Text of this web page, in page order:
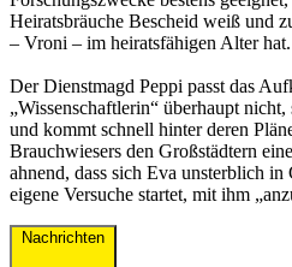
Heiratsbräuche Bescheid weiß und
– Vroni – im heiratsfähigen Alter hat.
Der Dienstmagd Peppi passt das
„Wissenschaftlerin“ überhaupt
und kommt schnell hinter deren
Brauchwiesers den Großstädtern
ahnend, dass sich Eva unsterblich
eigene Versuche startet, mit ihm
Nachrichten